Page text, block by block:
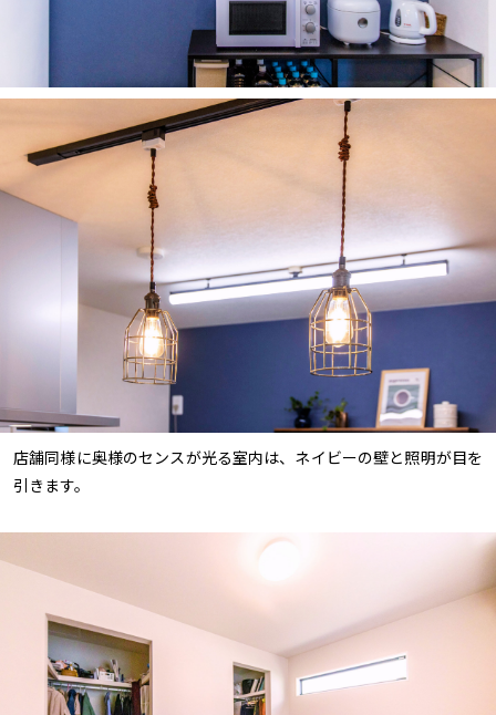
店舗同様に奥様のセンスが光る室内は、ネイビーの壁と照明が目を
引きます。